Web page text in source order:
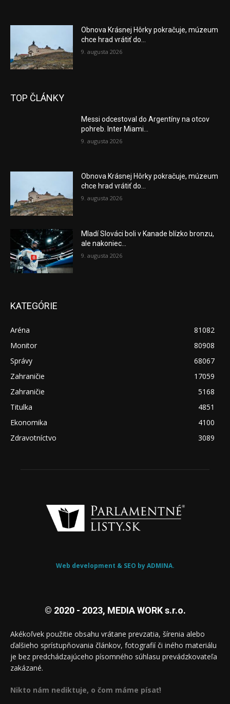
Obnova Krásnej Hôrky pokračuje, múzeum
chce hrad vrátiť do...
9. augusta 2026
TOP ČLÁNKY
Messi odcestoval do Argentíny na otcov
pohreb. Inter Miami...
9. augusta 2026
Obnova Krásnej Hôrky pokračuje, múzeum
chce hrad vrátiť do...
9. augusta 2026
Mladí Slováci boli v Kanade blízko bronzu,
ale nakoniec...
9. augusta 2026
KATEGÓRIE
Aréna
81082
Monitor
80908
Správy
68067
Zahraničie
17059
Zahraničie
5168
Titulka
4851
Ekonomika
4100
Zdravotníctvo
3089
Web development & SEO by ADMINA.
© 2020 - 2023, MEDIA WORK s.r.o.
Akékoľvek použitie obsahu vrátane prevzatia, šírenia alebo
ďalšieho sprístupňovania článkov, fotografií či iného materiálu
je bez predchádzajúceho písomného súhlasu prevádzkovateľa
zakázané.
Nikto nám nediktuje, o čom máme písať!